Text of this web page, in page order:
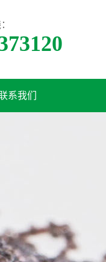
系我们